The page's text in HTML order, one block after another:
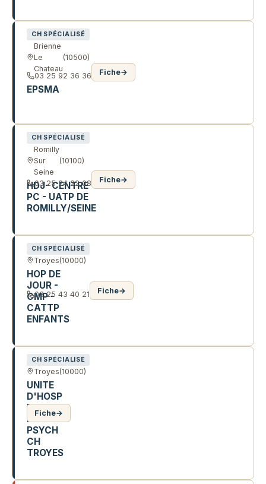
CH SPÉCIALISÉ
Brienne
Le
Chateau
(10500)
EPSMA
03 25 92 36 36 Fiche→
CH SPÉCIALISÉ
Romilly
Sur
Seine
(10100)
HDJ- CENTRE
PC - UATP DE
ROMILLY/SEINE
03 25 24 22 08 Fiche→
CH SPÉCIALISÉ
Troyes(10000)
HOP DE
JOUR -
CMP -
CATTP
ENFANTS
03 25 43 40 21 Fiche→
CH SPÉCIALISÉ
Troyes(10000)
UNITE
D'HOSP
DE
PEDO
PSYCH
CH
TROYES
Fiche→